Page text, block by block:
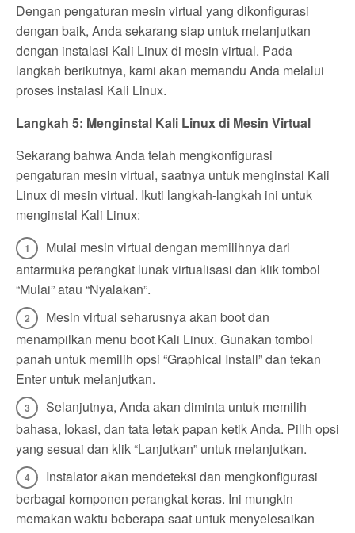
Dengan pengaturan mesin virtual yang dikonfigurasi
dengan baik, Anda sekarang siap untuk melanjutkan
dengan instalasi Kali Linux di mesin virtual. Pada
langkah berikutnya, kami akan memandu Anda melalui
proses instalasi Kali Linux.
Langkah 5: Menginstal Kali Linux di Mesin Virtual
Sekarang bahwa Anda telah mengkonfigurasi
pengaturan mesin virtual, saatnya untuk menginstal Kali
Linux di mesin virtual. Ikuti langkah-langkah ini untuk
menginstal Kali Linux:
Mulai mesin virtual dengan memilihnya dari
antarmuka perangkat lunak virtualisasi dan klik tombol
“Mulai” atau “Nyalakan”.
Mesin virtual seharusnya akan boot dan
menampilkan menu boot Kali Linux. Gunakan tombol
panah untuk memilih opsi “Graphical Install” dan tekan
Enter untuk melanjutkan.
Selanjutnya, Anda akan diminta untuk memilih
bahasa, lokasi, dan tata letak papan ketik Anda. Pilih opsi
yang sesuai dan klik “Lanjutkan” untuk melanjutkan.
Instalator akan mendeteksi dan mengkonfigurasi
berbagai komponen perangkat keras. Ini mungkin
memakan waktu beberapa saat untuk menyelesaikan